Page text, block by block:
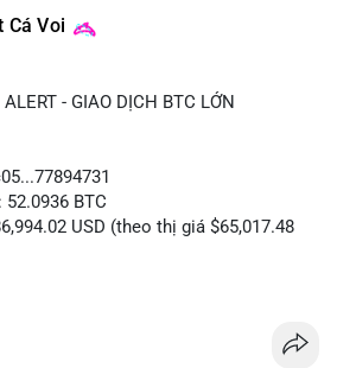
Cá Voi
- GIAO DỊCH BTC LỚN
BTC
USD (theo thị giá $65,017.48
vi của Cá voi dựa trên giao dịch này:
đương 3.38 triệu USD được